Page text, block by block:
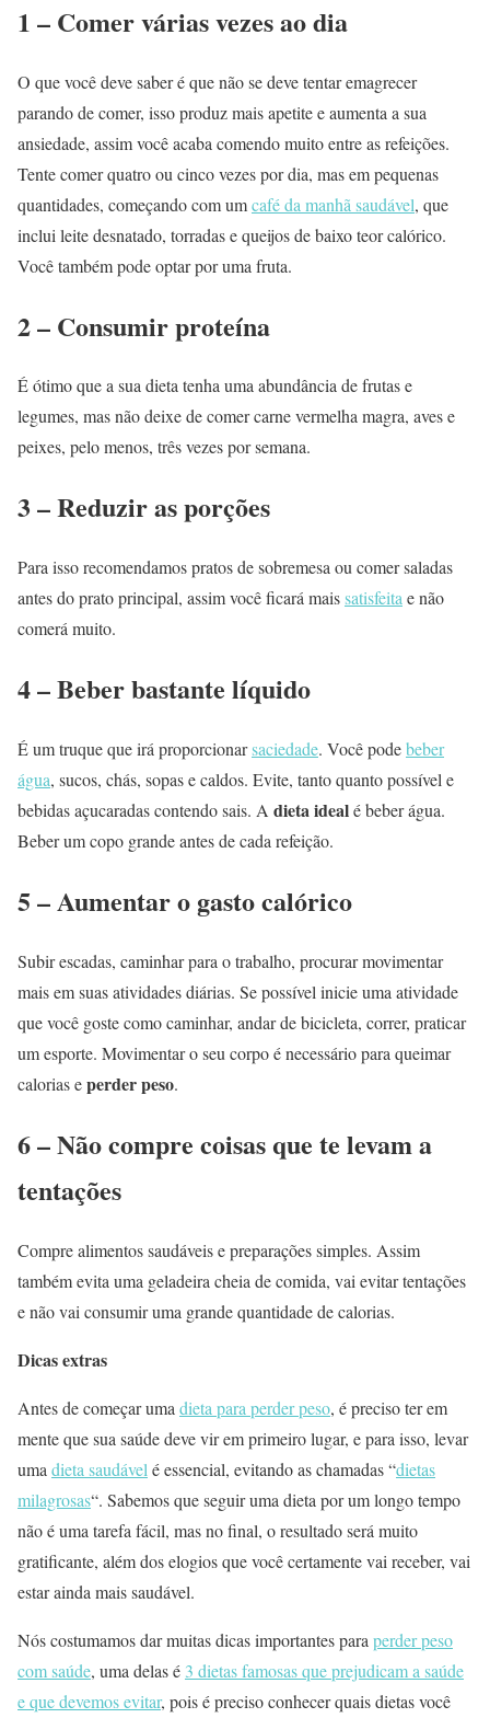
1 – Comer várias vezes ao dia
O que você deve saber é que não se deve tentar emagrecer
parando de comer, isso produz mais apetite e aumenta a sua
ansiedade, assim você acaba comendo muito entre as refeições.
Tente comer quatro ou cinco vezes por dia, mas em pequenas
quantidades, começando com umcafé da manhã saudável, que
inclui leite desnatado, torradas e queijos de baixo teor calórico.
Você também pode optar por uma fruta.
2 – Consumir proteína
É ótimo que a sua dieta tenha uma abundância de frutas e
legumes, mas não deixe de comer carne vermelha magra, aves e
peixes, pelo menos, três vezes por semana.
3 – Reduzir as porções
Para isso recomendamos pratos de sobremesa ou comer saladas
antes do prato principal, assim você ficará maissatisfeitae não
comerá muito.
4 – Beber bastante líquido
É um truque que irá proporcionarsaciedade. Você podebeber
água, sucos, chás, sopas e caldos. Evite, tanto quanto possível e
bebidas açucaradas contendo sais. A dieta idealé beber água.
Beber um copo grande antes de cada refeição.
5 – Aumentar o gasto calórico
Subir escadas, caminhar para o trabalho, procurar movimentar
mais em suas atividades diárias. Se possível inicie uma atividade
que você goste como caminhar, andar de bicicleta, correr, praticar
um esporte. Movimentar o seu corpo é necessário para queimar
calorias eperder peso.
6 – Não compre coisas que te levam a
tentações
Compre alimentos saudáveis ​​e preparações simples. Assim
também evita uma geladeira cheia de comida, vai evitar tentações
e não vai consumir uma grande quantidade de calorias.
Dicas extras
Antes de começar uma dieta para perder peso, é preciso ter em
mente que sua saúde deve vir em primeiro lugar, e para isso, levar
uma dieta saudável é essencial, evitando as chamadas “dietas
milagrosas“. Sabemos que seguir uma dieta por um longo tempo
não é uma tarefa fácil, mas no final, o resultado será muito
gratificante, além dos elogios que você certamente vai receber, vai
estar ainda mais saudável.
Nós costumamos dar muitas dicas importantes para perder peso
com saúde, uma delas é 3 dietas famosas que prejudicam a saúde
e que devemos evitar, pois é preciso conhecer quais dietas você